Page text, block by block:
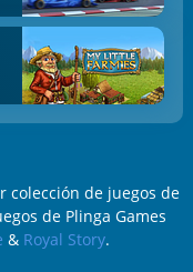
colección de juegos de
de Plinga Games
& Royal Story.